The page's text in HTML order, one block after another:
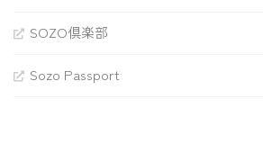
SOZO倶楽部
Sozo Passport